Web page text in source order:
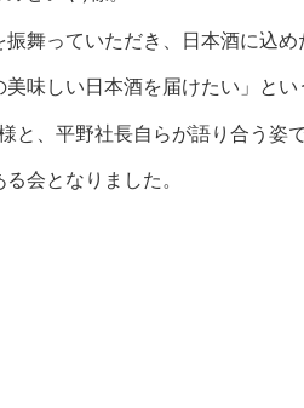
舞っていただき、日本酒に込め
味しい日本酒を届けたい」と
、平野社長自らが語り合う姿
会となりました。